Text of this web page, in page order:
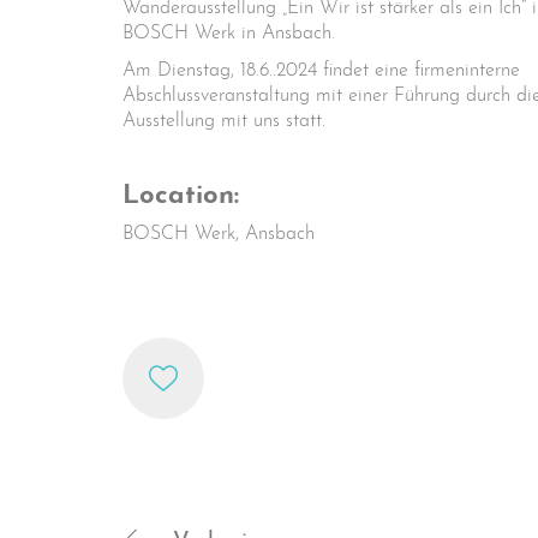
Wanderausstellung „Ein Wir ist stärker als ein Ich“
BOSCH Werk in Ansbach.
Am Dienstag, 18.6..2024 findet eine firmeninterne
Abschlussveranstaltung mit einer Führung durch
Ausstellung mit uns statt.
Location:
BOSCH Werk, Ansbach